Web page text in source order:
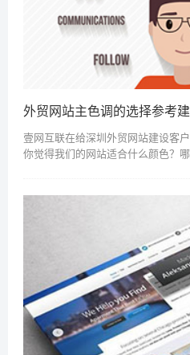
外贸网站主色调的选择参考
壹网互联在给深圳外贸网站建设客
你觉得我们的网站适合什么颜色？